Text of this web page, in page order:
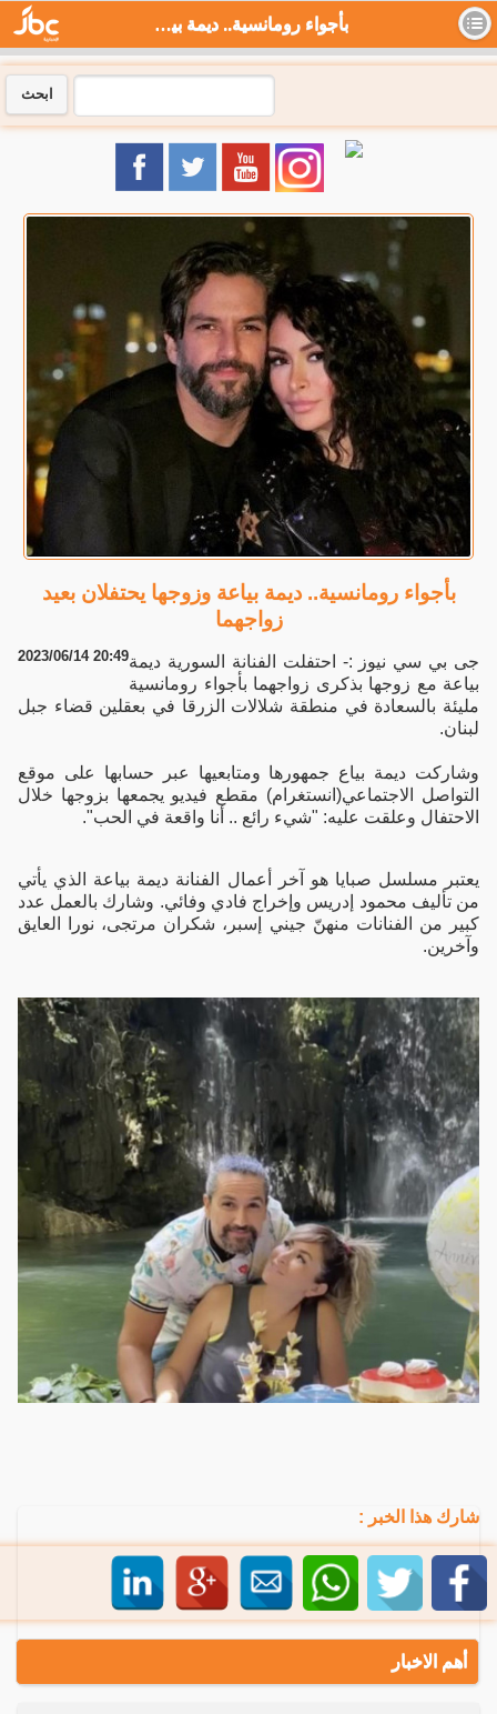
بأجواء رومانسية.. ديمة بياعة وزوجها يحتفلان بعيد زواجهما - جي بي سي نيوز
ابحث
بأجواء رومانسية.. ديمة بياعة وزوجها يحتفلان بعيد
زواجهما
2023/06/14 20:49جى بي سي نيوز :- احتفلت الفنانة السورية ديمة
بياعة مع زوجها بذكرى زواجهما بأجواء رومانسية
مليئة بالسعادة في منطقة شلالات الزرقا في بعقلين قضاء جبل
لبنان.
وشاركت ديمة بياع جمهورها ومتابعيها عبر حسابها على موقع
التواصل الاجتماعي(انستغرام) مقطع فيديو يجمعها بزوجها خلال
الاحتفال وعلقت عليه: "شيء رائع .. أنا واقعة في الحب".
يعتبر مسلسل صبايا هو آخر أعمال الفنانة ديمة بياعة الذي يأتي
من تأليف محمود إدريس وإخراج فادي وفائي. وشارك بالعمل عدد
كبير من الفنانات منهنّ جيني إسبر، شكران مرتجى، نورا العايق
وآخرين.
شارك هذا الخبر :
أهم الاخبار